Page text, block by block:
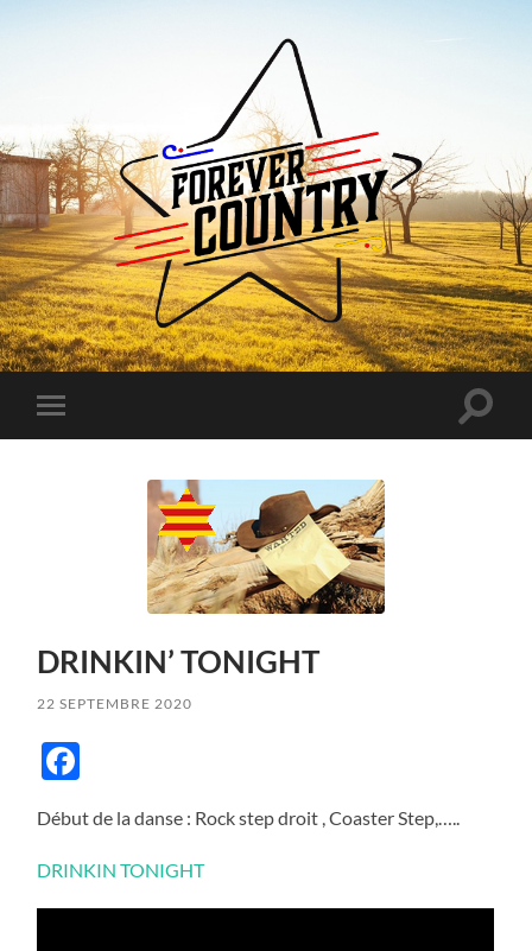
Forever
Country
Toggle
mobile
Toggle
DRINKIN’ TONIGHT
22 SEPTEMBRE 2020
Début de la danse : Rock step droit , Coaster Step,…..
DRINKIN TONIGHT